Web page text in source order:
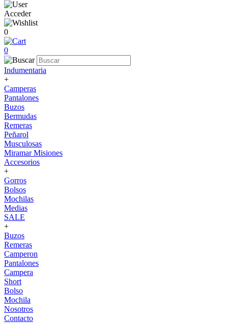
Acceder
0
0
Indumentaria
+
Camperas
Pantalones
Buzos
Bermudas
Remeras
Peñarol
Musculosas
Miramar Misiones
Accesorios
+
Gorros
Bolsos
Mochilas
Medias
SALE
+
Buzos
Remeras
Camperon
Pantalones
Campera
Short
Bolso
Mochila
Nosotros
Contacto